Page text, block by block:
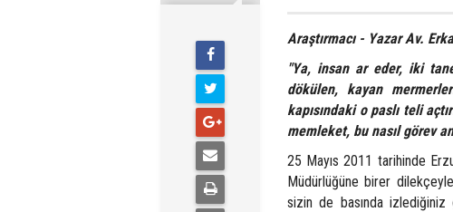
Araştırmacı - Yazar Av.
"Ya, insan ar eder, iki
dökülen, kayan
kapısındaki o paslı teli
memleket, bu nasıl görev
25 Mayıs 2011 tarihinde
Müdürlüğüne birer
sizin de basında izlediğiniz